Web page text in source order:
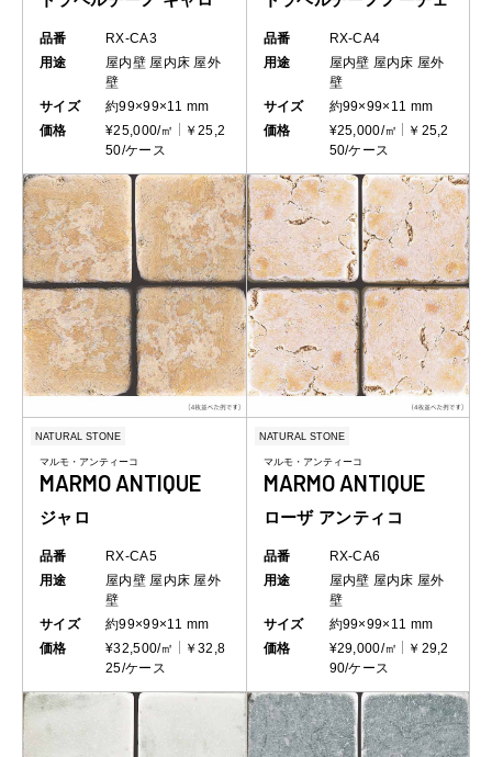
品番
RX-CA3
用途
屋内壁 屋内床 屋外
壁
サイズ
約99×99×11 mm
価格
¥25,000/㎡
￥25,2
50/ケース
品番
RX-CA4
用途
屋内壁 屋内床 屋外
壁
サイズ
約99×99×11 mm
価格
¥25,000/㎡
￥25,2
50/ケース
NATURAL STONE
マルモ・アンティーコ
MARMO ANTIQUE
ジャロ
品番
RX-CA5
用途
屋内壁 屋内床 屋外
壁
サイズ
約99×99×11 mm
価格
¥32,500/㎡
￥32,8
25/ケース
NATURAL STONE
マルモ・アンティーコ
MARMO ANTIQUE
ローザ アンティコ
品番
RX-CA6
用途
屋内壁 屋内床 屋外
壁
サイズ
約99×99×11 mm
価格
¥29,000/㎡
￥29,2
90/ケース